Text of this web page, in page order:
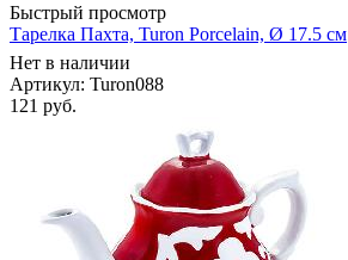
Быстрый просмотр
Тарелка Пахта, Turon Porcelain, Ø 17.5 см
Нет в наличии
Артикул: Turon088
121 руб.